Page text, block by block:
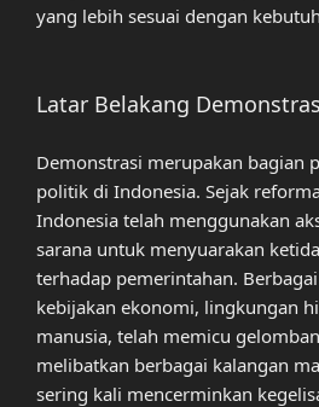
yang lebih sesuai dengan
Latar Belakang
Demonstrasi merupakan bagian
politik di Indonesia. Sejak
Indonesia telah menggunakan
sarana untuk menyuarakan
terhadap pemerintahan.
kebijakan ekonomi, lingkungan
manusia, telah memicu
melibatkan berbagai kalangan
sering kali mencerminkan